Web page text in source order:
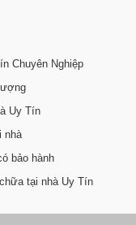
Chuyên Nghiệp
Uy Tín
nhà
bảo hành
tại nhà Uy Tín